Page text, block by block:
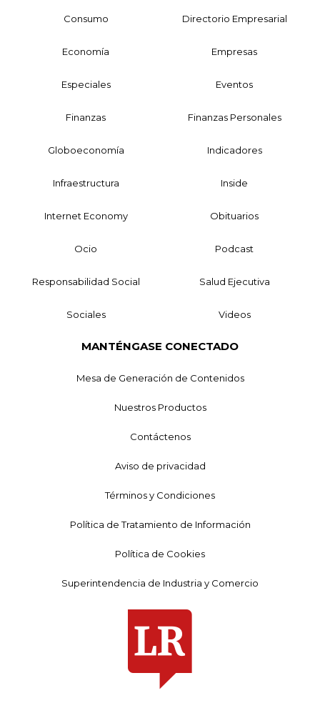
Consumo Directorio Empresarial
Economía Empresas
Especiales Eventos
Finanzas Finanzas Personales
Globoeconomía Indicadores
Infraestructura Inside
Internet Economy Obituarios
Ocio Podcast
Responsabilidad Social Salud Ejecutiva
Sociales Videos
MANTÉNGASE CONECTADO
Mesa de Generación de Contenidos
Nuestros Productos
Contáctenos
Aviso de privacidad
Términos y Condiciones
Política de Tratamiento de Información
Política de Cookies
Superintendencia de Industria y Comercio